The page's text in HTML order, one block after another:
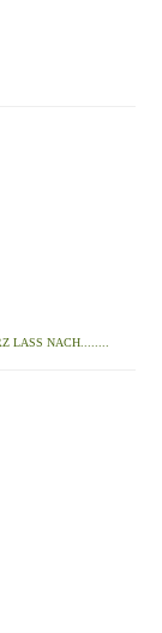
LASS NACH........